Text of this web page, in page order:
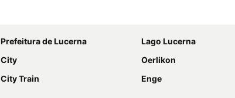
Prefeitura de Lucerna
Lago Lucerna
City
Oerlikon
City Train
Enge